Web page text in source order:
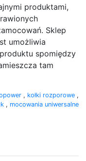
produktami,
Sklep
umożliwia
spomiędzy
tam
, kołki rozporowe ,
, mocowania uniwersalne